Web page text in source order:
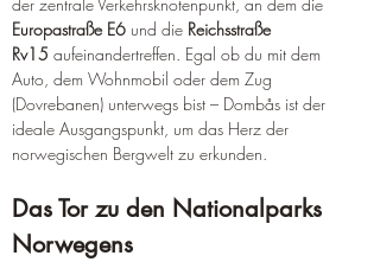
Europastraße E6 und die Reichsstraße
Rv15 aufeinandertreffen. Egal ob du mit dem
Auto, dem Wohnmobil oder dem Zug
(Dovrebanen) unterwegs bist – Dombås ist der
ideale Ausgangspunkt, um das Herz der
norwegischen Bergwelt zu erkunden.
Das Tor zu den Nationalparks
Norwegens